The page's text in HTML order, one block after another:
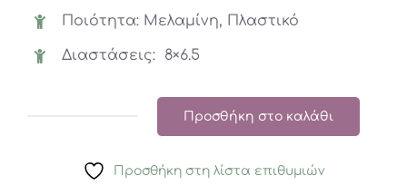
Ποιότητα: Μελαμίνη, Πλαστικό
Διαστάσεις: 8×6.5
Done
Προσθήκη στο καλάθι
Προσθήκη στη λίστα επιθυμιών